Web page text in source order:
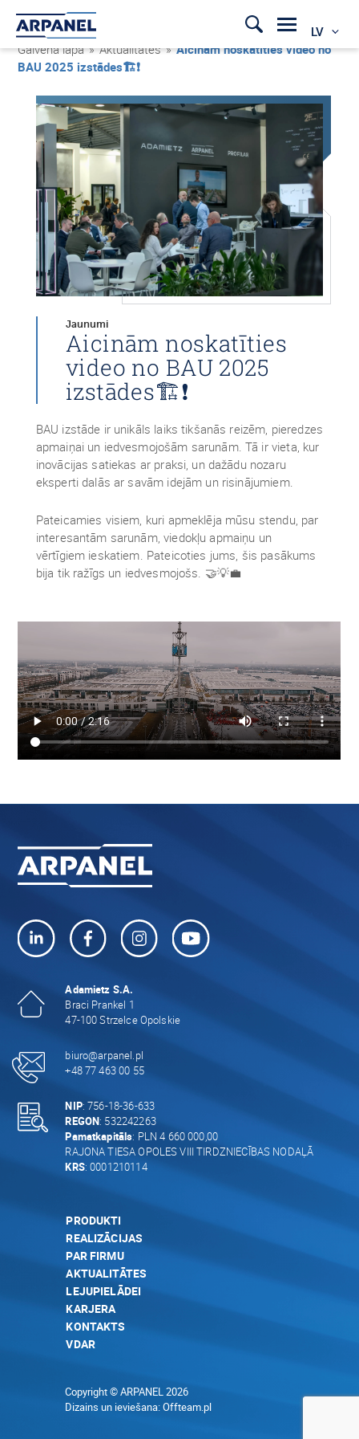
LV
Galvenā lapa » Aktualitātes »Aicinām noskatīties video no
BAU 2025 izstādes🏗❗
Jaunumi
Aicinām noskatīties
video no BAU 2025
izstādes🏗❗
BAU izstāde ir unikāls laiks tikšanās reizēm, pieredzes
apmaiņai un iedvesmojošām sarunām. Tā ir vieta, kur
inovācijas satiekas ar praksi, un dažādu nozaru
eksperti dalās ar savām idejām un risinājumiem.
Pateicamies visiem, kuri apmeklēja mūsu stendu, par
interesantām sarunām, viedokļu apmaiņu un
vērtīgiem ieskatiem. Pateicoties jums, šis pasākums
bija tik ražīgs un iedvesmojošs. 🤝💡💼
Adamietz S.A.
Braci Prankel 1
47-100 Strzelce Opolskie
biuro@arpanel.pl
+48 77 463 00 55
NIP: 756-18-36-633
REGON: 532242263
Pamatkapitāls: PLN 4 660 000,00
RAJONA TIESA OPOLES VIII TIRDZNIECĪBAS NODAĻĀ
KRS: 0001210114
PRODUKTI
REALIZĀCIJAS
PAR FIRMU
AKTUALITĀTES
LEJUPIELĀDEI
KARJERA
KONTAKTS
VDAR
Copyright © ARPANEL 2026
Dizains un ieviešana:Offteam.pl